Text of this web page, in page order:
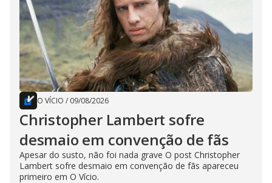
O VÍCIO / 09/08/2026
Christopher Lambert sofre
desmaio em convenção de fãs
Apesar do susto, não foi nada grave O post Christopher
Lambert sofre desmaio em convenção de fãs apareceu
primeiro em O Vício.